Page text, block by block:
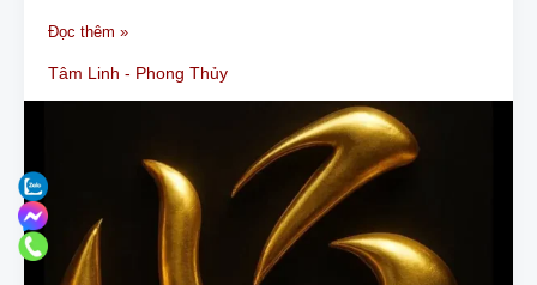
Triết
nghệ
thuật
Đọc thêm »
Tâm Linh - Phong Thủy